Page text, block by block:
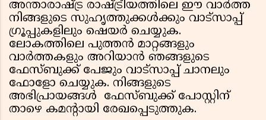
അന്താരാഷ്ട്ര രാഷ്ട്രീയത്തിലെ ഈ വാർത്ത
നിങ്ങളുടെ സുഹൃത്തുക്കൾക്കും വാട്സാപ്പ്
ഗ്രൂപ്പുകളിലും ഷെയർ ചെയ്യുക.
ലോകത്തിലെ പുത്തൻ മാറ്റങ്ങളും
വാർത്തകളും അറിയാൻ ഞങ്ങളുടെ
ഫേസ്ബുക്ക് പേജും വാട്സാപ്പ് ചാനലും
ഫോളോ ചെയ്യുക. നിങ്ങളുടെ
അഭിപ്രായങ്ങൾ ഫേസ്ബുക്ക് പോസ്റ്റിന്
താഴെ കമൻ്റായി രേഖപ്പെടുത്തുക.